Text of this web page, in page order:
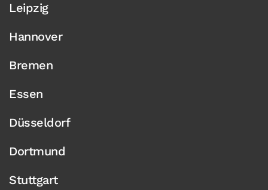
Leipzig
Hannover
Bremen
Essen
Düsseldorf
Dortmund
Stuttgart